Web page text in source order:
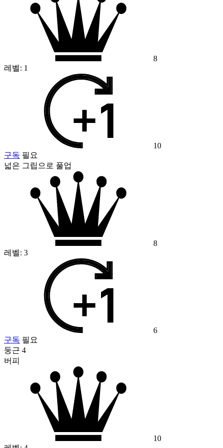
8
레벨: 1
10
구독 필요
넓은 그립으로 풀업
8
레벨: 3
6
구독 필요
둥근 4
버피
10